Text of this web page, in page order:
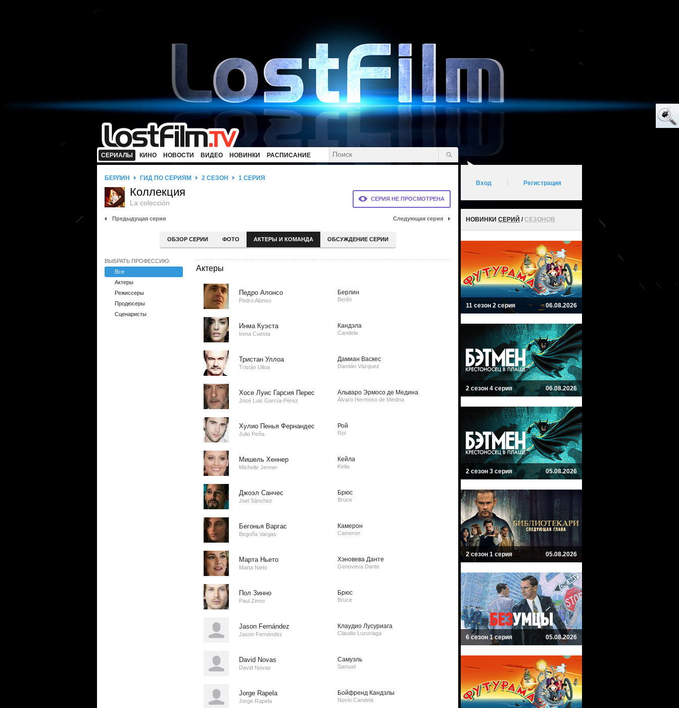
СЕРИАЛЫ КИНО НОВОСТИ ВИДЕО НОВИНКИ РАСПИСАНИЕ
СЕРИЯ НЕ ПРОСМОТРЕНА
БЕРЛИН ГИД ПО СЕРИЯМ 2 СЕЗОН 1 СЕРИЯ
Коллекция
La colección
Предыдущая серия Следующая серия
ОБЗОР СЕРИИ ФОТО АКТЕРЫ И КОМАНДА ОБСУЖДЕНИЕ СЕРИИ
ВЫБРАТЬ ПРОФЕССИЮ:
Все
Актеры
Режиссеры
Продюсеры
Сценаристы
Актеры
Педро Алонсо
Pedro Alonso
Берлин
Berlín
Инма Куэста
Inma Cuesta
Кандэла
Candela
Тристан Уллоа
Tristán Ulloa
Дамиан Васкес
Damián Vázquez
Хосе Луис Гарсия Перес
José Luis García-Pérez
Альваро Эрмосо де Медина
Álvaro Hermoso de Medina
Хулио Пенья Фернандес
Julio Peña
Рой
Roi
Мишель Хеннер
Michelle Jenner
Кейла
Keila
Джоэл Санчес
Joel Sánchez
Брюс
Bruce
Бегонья Варгас
Begoña Vargas
Камерон
Cameron
Марта Ньето
Marta Nieto
Хэновева Данте
Genoveva Dante
Пол Зинно
Paul Zinno
Брюс
Bruce
Jason Fernández
Jason Fernández
Клаудио Лусуриага
Claudio Luzuriaga
David Novas
David Novas
Самуэль
Samuel
Jorge Rapela
Jorge Rapela
Бойфренд Кандэлы
Novio Candela
Вход Регистрация
НОВИНКИ СЕРИЙ /СЕЗОНОВ
11 сезон 2 серия 06.08.2026
2 сезон 4 серия 06.08.2026
2 сезон 3 серия 05.08.2026
2 сезон 1 серия 05.08.2026
6 сезон 1 серия 05.08.2026